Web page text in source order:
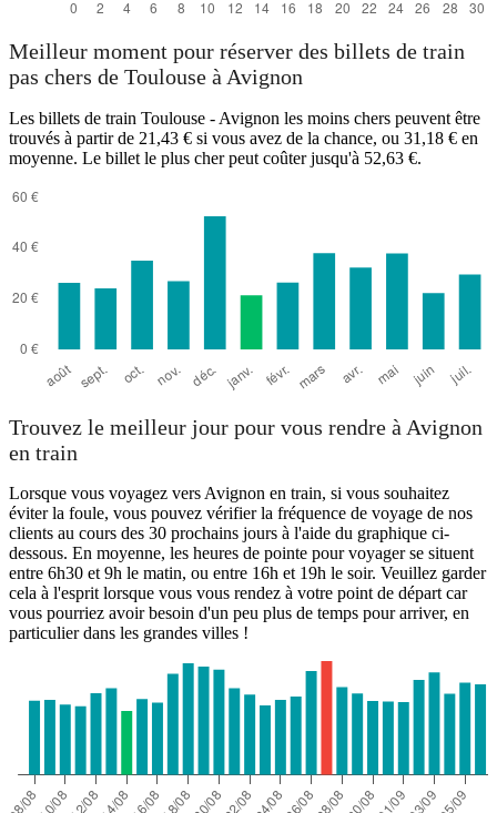
Meilleur moment pour réserver des billets de train
pas chers de Toulouse à Avignon
Les billets de train Toulouse - Avignon les moins chers peuvent être
trouvés à partir de 21,43 € si vous avez de la chance, ou 31,18 € en
moyenne. Le billet le plus cher peut coûter jusqu'à 52,63 €.
Trouvez le meilleur jour pour vous rendre à Avignon
en train
Lorsque vous voyagez vers Avignon en train, si vous souhaitez
éviter la foule, vous pouvez vérifier la fréquence de voyage de nos
clients au cours des 30 prochains jours à l'aide du graphique ci-
dessous. En moyenne, les heures de pointe pour voyager se situent
entre 6h30 et 9h le matin, ou entre 16h et 19h le soir. Veuillez garder
cela à l'esprit lorsque vous vous rendez à votre point de départ car
vous pourriez avoir besoin d'un peu plus de temps pour arriver, en
particulier dans les grandes villes !